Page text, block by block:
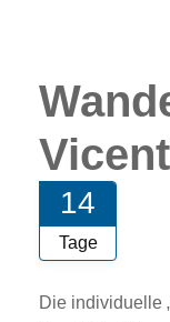
14
Tage
Die individuelle